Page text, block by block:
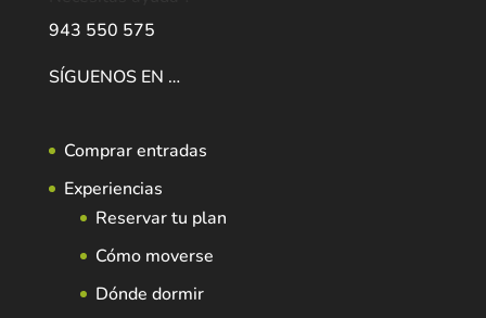
943 550 575
SÍGUENOS EN …
Comprar entradas
Experiencias
Reservar tu plan
Cómo moverse
Dónde dormir